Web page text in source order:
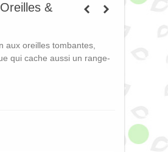
&
aux oreilles tombantes,
qui cache aussi un range-